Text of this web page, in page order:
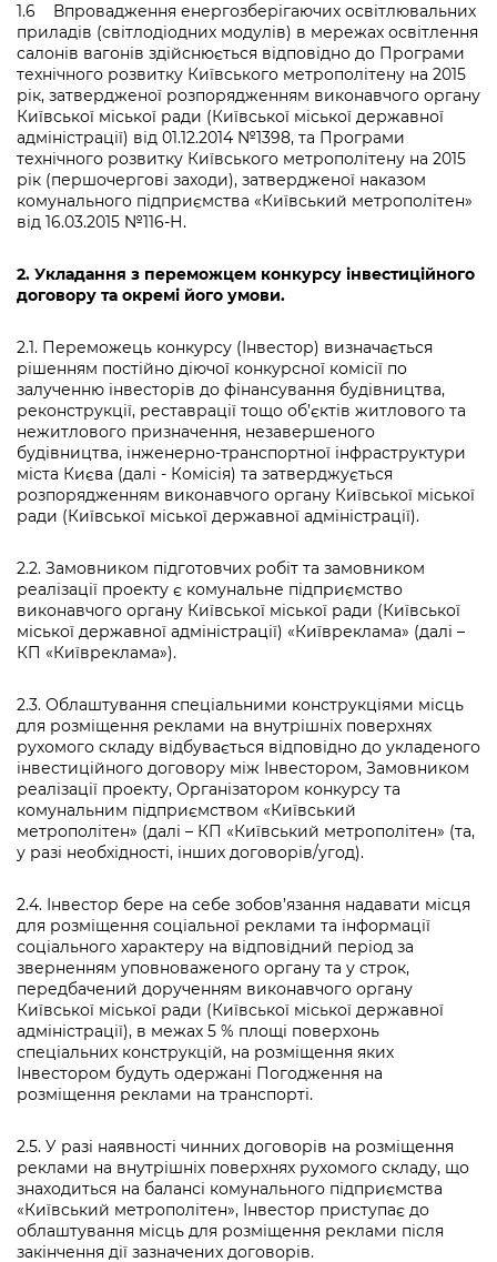
1.6 Впровадження енергозберігаючих освітлювальних
приладів (світлодіодних модулів) в мережах освітлення
салонів вагонів здійснюється відповідно до Програми
технічного розвитку Київського метрополітену на 2015
рік, затвердженої розпорядженням виконавчого органу
Київської міської ради (Київської міської державної
адміністрації) від 01.12.2014 №1398, та Програми
технічного розвитку Київського метрополітену на 2015
рік (першочергові заходи), затвердженої наказом
комунального підприємства «Київський метрополітен»
від 16.03.2015 №116-Н.
2. Укладання з переможцем конкурсу інвестиційного
договору та окремі його умови.
2.1. Переможець конкурсу (Інвестор) визначається
рішенням постійно діючої конкурсної комісії по
залученню інвесторів до фінансування будівництва,
реконструкції, реставрації тощо об’єктів житлового та
нежитлового призначення, незавершеного
будівництва, інженерно-транспортної інфраструктури
міста Києва (далі - Комісія) та затверджується
розпорядженням виконавчого органу Київської міської
ради (Київської міської державної адміністрації).
2.2. Замовником підготовчих робіт та замовником
реалізації проекту є комунальне підприємство
виконавчого органу Київської міської ради (Київської
міської державної адміністрації) «Київреклама» (далі –
КП «Київреклама»).
2.3. Облаштування спеціальними конструкціями місць
для розміщення реклами на внутрішніх поверхнях
рухомого складу відбувається відповідно до укладеного
інвестиційного договору між Інвестором, Замовником
реалізації проекту, Організатором конкурсу та
комунальним підприємством «Київський
метрополітен» (далі – КП «Київський метрополітен» (та,
у разі необхідності, інших договорів/угод).
2.4. Інвестор бере на себе зобов’язання надавати місця
для розміщення соціальної реклами та інформації
соціального характеру на відповідний період за
зверненням уповноваженого органу та у строк,
передбачений дорученням виконавчого органу
Київської міської ради (Київської міської державної
адміністрації), в межах 5 % площі поверхонь
спеціальних конструкцій, на розміщення яких
Інвестором будуть одержані Погодження на
розміщення реклами на транспорті.
2.5. У разі наявності чинних договорів на розміщення
реклами на внутрішніх поверхнях рухомого складу, що
знаходиться на балансі комунального підприємства
«Київський метрополітен», Інвестор приступає до
облаштування місць для розміщення реклами після
закінчення дії зазначених договорів.